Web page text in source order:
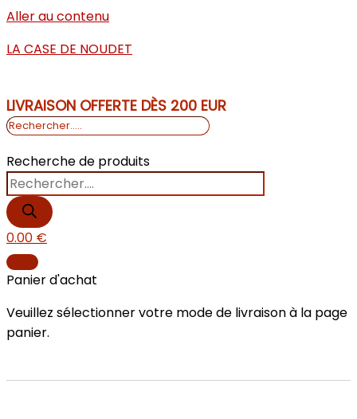
Aller au contenu
LA CASE DE NOUDET
LIVRAISON OFFERTE DÈS 200 EUR
Recherche de produits
0.00 €
Panier d'achat
Veuillez sélectionner votre mode de livraison à la page
panier.